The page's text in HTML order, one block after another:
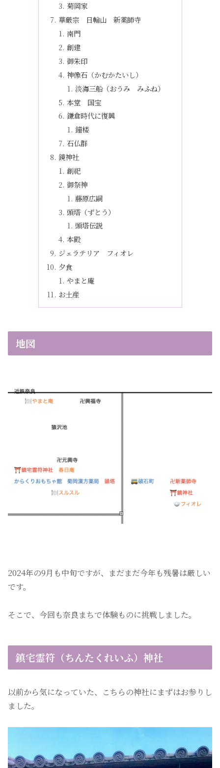
菊岡家
華厳宗 日輪山 新薬師寺
南門
創建
御朱印
神像石（かむかたいし）
淡海三船（おうみ みふね）
本堂 国宝
鎌倉時代に復興
鐘楼
石仏群
鏡神社
創祀
御祭神
藤原広嗣
頭塔（ずとう）
頭塔伝説
本殿
ジェラテリア フィオレ
夕食
やまと庵
お土産
地図
2024年の9月も中旬ですが、まだまだ今年も残暑は厳しい
です。
そこで、今回も奈良まちで体験ものに挑戦しました。
鎮宅霊符（ちんたくれいふ）神社
以前から気になっていた、こちらの神社にまずはお参りし
ました。